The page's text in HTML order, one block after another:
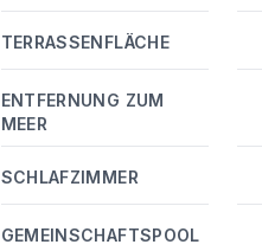
TERRASSENFLÄCHE
ENTFERNUNG ZUM
MEER
SCHLAFZIMMER
GEMEINSCHAFTSPOOL